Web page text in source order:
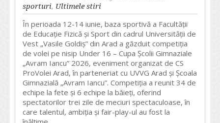
sporturi, Ultimele stiri
În perioada 12-14 iunie, baza sportivă a Facultății
de Educație Fizică și Sport din cadrul Universității de
Vest „Vasile Goldiș” din Arad a găzduit competiția
de volei pe nisip Under 16 – Cupa Școlii Gimnaziale
„Avram Iancu” 2026, eveniment organizat de CS
ProVolei Arad, în parteneriat cu UVVG Arad și Școala
Gimnazială „Avram Iancu”. Competiția a reunit 34 de
echipe la fete și 6 echipe la băieți, oferind
spectatorilor trei zile de meciuri spectaculoase, în
care talentul, ambiția și fair-play-ul au fost la